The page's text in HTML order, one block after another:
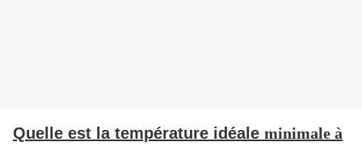
Quelle est la température idéale minimale à